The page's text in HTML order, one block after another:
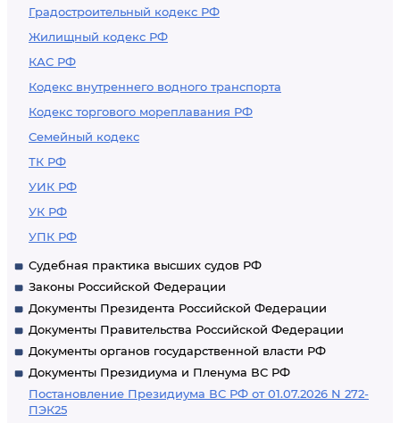
Градостроительный кодекс РФ
Жилищный кодекс РФ
КАС РФ
Кодекс внутреннего водного транспорта
Кодекс торгового мореплавания РФ
Семейный кодекс
ТК РФ
УИК РФ
УК РФ
УПК РФ
Судебная практика высших судов РФ
Законы Российской Федерации
Документы Президента Российской Федерации
Документы Правительства Российской Федерации
Документы органов государственной власти РФ
Документы Президиума и Пленума ВС РФ
Постановление Президиума ВС РФ от 01.07.2026 N 272-
ПЭК25